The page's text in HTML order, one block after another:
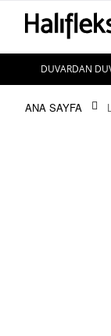
DUVARDAN
ANA SAYFA